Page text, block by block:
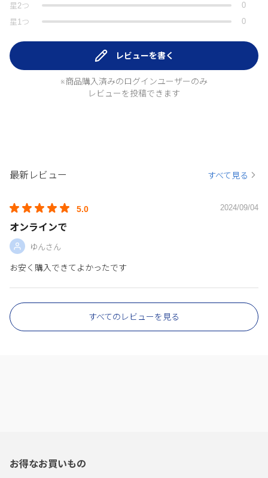
星 2つ
0
星 1つ 0
レビューを書く
※商品購入済みのログインユーザーのみ
レビューを投稿できます
最新レビュー すべて見る
5.0 2024/09/04
オンラインで
ゆんさん
お安く購入できてよかったです
すべてのレビューを見る
お得なお買いもの